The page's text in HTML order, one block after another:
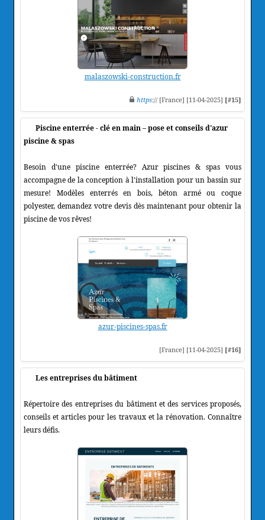
malaszowski-construction.fr
https:// [France] [11-04-2025] [#15]
Piscine enterrée - clé en main – pose et conseils d'azur
piscine & spas
Besoin d'une piscine enterrée? Azur piscines & spas vous
accompagne de la conception à l'installation pour un bassin sur
mesure! Modèles enterrés en bois, béton armé ou coque
polyester, demandez votre devis dès maintenant pour obtenir la
piscine de vos rêves!
azur-piscines-spas.fr
[France] [11-04-2025] [#16]
Les entreprises du bâtiment
Répertoire des entreprises du bâtiment et des services proposés,
conseils et articles pour les travaux et la rénovation. Connaître
leurs défis.